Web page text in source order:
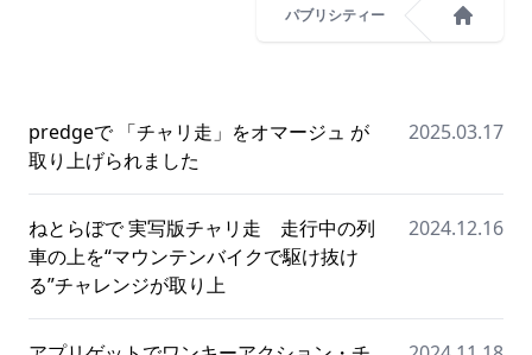
パブリシティー
predgeで 「チャリ走」をオマージュ が
取り上げられました
2025.03.17
ねとらぼで 実写版チャリ走 走行中の列
車の上を“マウンテンバイクで駆け抜け
る”チャレンジが取り上
2024.12.16